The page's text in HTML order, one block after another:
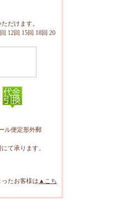
だけます。
12回 15回 18回 20
ル便定形外郵
て承ります。
たお客様は ▲こち